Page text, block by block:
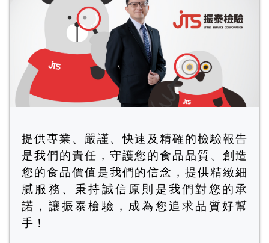
提供專業、嚴謹、快速及精確的檢驗報告
是我們的責任，守護您的食品品質、創造
您的食品價值是我們的信念，提供精緻細
膩服務、秉持誠信原則是我們對您的承
諾，讓振泰檢驗，成為您追求品質好幫
手！